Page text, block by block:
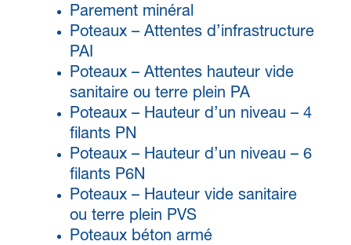
Parement minéral
Poteaux – Attentes d’infrastructure
PAI
Poteaux – Attentes hauteur vide
sanitaire ou terre plein PA
Poteaux – Hauteur d’un niveau – 4
filants PN
Poteaux – Hauteur d’un niveau – 6
filants P6N
Poteaux – Hauteur vide sanitaire
ou terre plein PVS
Poteaux béton armé